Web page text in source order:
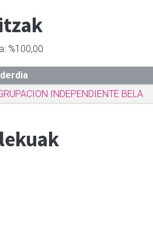
%100,00
INDEPENDIENTE BELA